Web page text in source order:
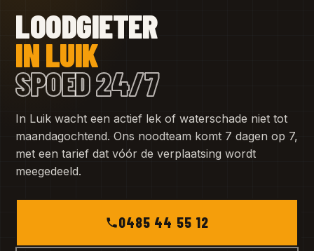
LOODGIETER
IN LUIK
SPOED 24/7
In Luik wacht een actief lek of waterschade niet tot
maandagochtend. Ons noodteam komt 7 dagen op 7,
met een tarief dat vóór de verplaatsing wordt
meegedeeld.
0485 44 55 12